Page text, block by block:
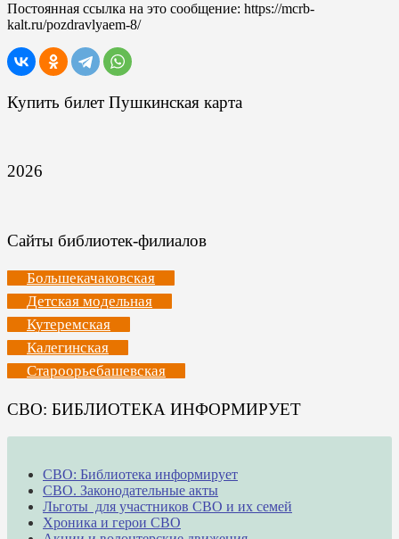
Постоянная ссылка на это сообщение: https://mcrb-
kalt.ru/pozdravlyaem-8/
Купить билет Пушкинская карта
2026
Сайты библиотек-филиалов
Большекачаковская
Детская модельная
Кутеремская
Калегинская
Староорьебашевская
СВО: БИБЛИОТЕКА ИНФОРМИРУЕТ
СВО: Библиотека информирует
СВО. Законодательные акты
Льготы для участников СВО и их семей
Хроника и герои СВО